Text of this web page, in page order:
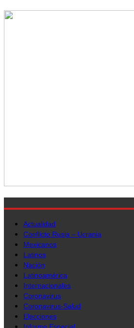
Actualidad
Conflicto Rusia – Ucrania
Mexicanos
Latinos
Nación
Latinoamérica
Internacionales
Coronavirus
Coronavirus-Salud
Elecciones
Informe Especial